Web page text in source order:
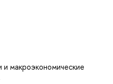
и макроэкономические